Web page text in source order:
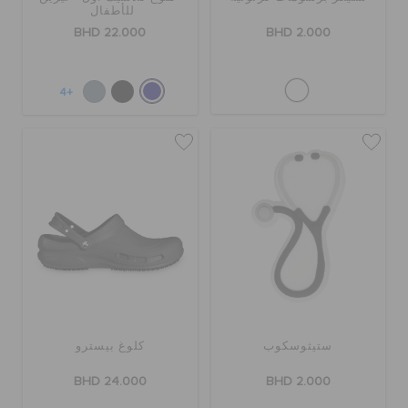
الطلبيات المرتجعة
BHD 2.000
للأطفال
BHD 22.000
+4
ستيثوسكوب
BHD 2.000
كلوغ بيسترو
BHD 24.000